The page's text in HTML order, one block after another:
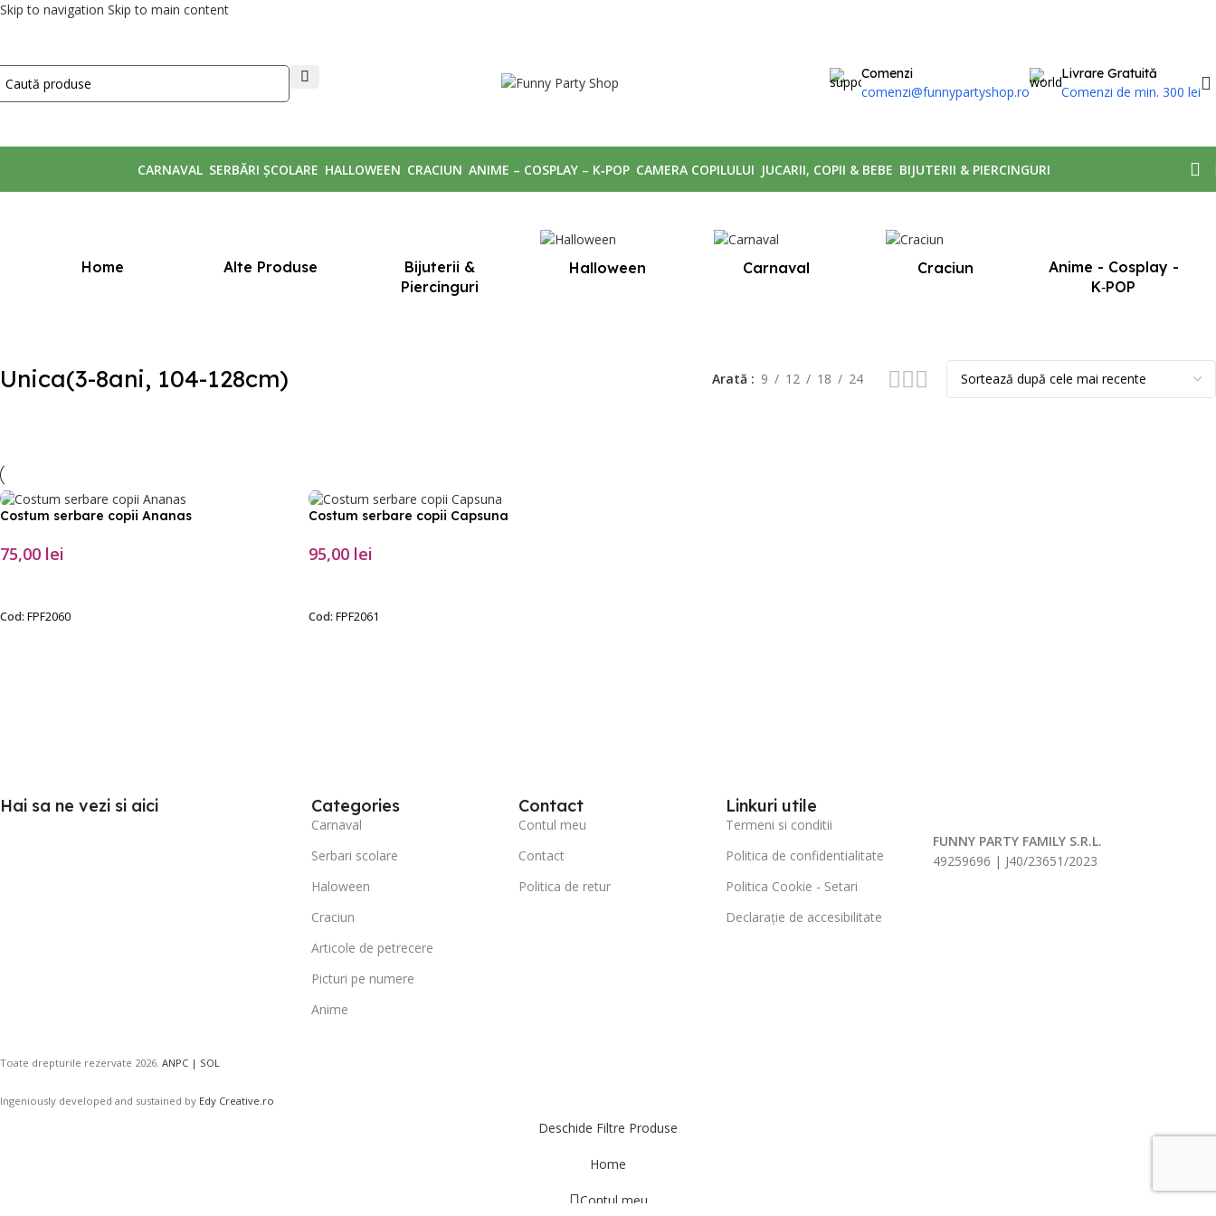
Skip to navigation Skip to main content
Comenzi
comenzi@funnypartyshop.ro
Livrare Gratuită
Comenzi de min. 300 lei
CARNAVAL SERBĂRI ȘCOLARE HALLOWEEN CRACIUN ANIME – COSPLAY – K‑POP CAMERA COPILULUI JUCARII, COPII & BEBE BIJUTERII & PIERCINGURI
Unica(3-8ani, 104-128cm)
Home Alte Produse
Bijuterii &
Piercinguri
Halloween Carnaval Craciun
Anime - Cosplay -
K‑POP
Unica(3-8ani, 104-128cm) Arată 9 12 18 24
Costum serbare copii Ananas
75,00 lei
Cod: FPF2060
Costum serbare copii Capsuna
95,00 lei
Cod: FPF2061
Hai sa ne vezi si aici Categories
Carnaval
Serbari scolare
Haloween
Craciun
Articole de petrecere
Picturi pe numere
Anime
Contact
Contul meu
Contact
Politica de retur
Linkuri utile
Termeni si conditii
Politica de confidentialitate
Politica Cookie - Setari
Declarație de accesibilitate
FUNNY PARTY FAMILY S.R.L.
49259696 | J40/23651/2023
Toate drepturile rezervate 2026. ANPC | SOL
Ingeniously developed and sustained by Edy Creative.ro
Deschide Filtre Produse
Home
Contul meu